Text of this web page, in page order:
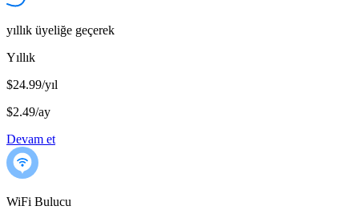
yıllık üyeliğe geçerek
Yıllık
$24.99/yıl
$2.49/ay
Devam et
WiFi Bulucu